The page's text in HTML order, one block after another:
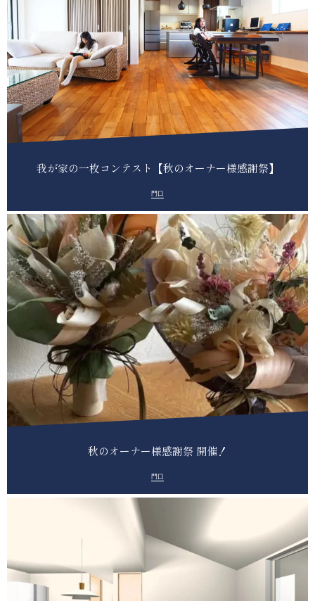
我が家の一枚コンテスト【秋のオーナー様感謝祭】
門口
秋のオーナー様感謝祭 開催！
門口